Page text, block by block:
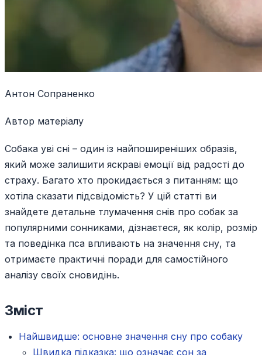
Антон Сопраненко
Автор матеріалу
Собака уві сні – один із найпоширеніших образів,
який може залишити яскраві емоції від радості до
страху. Багато хто прокидається з питанням: що
хотіла сказати підсвідомість? У цій статті ви
знайдете детальне тлумачення снів про собак за
популярними сонниками, дізнаєтеся, як колір, розмір
та поведінка пса впливають на значення сну, та
отримаєте практичні поради для самостійного
аналізу своїх сновидінь.
Зміст
Найшвидше: основне значення сну про собаку
Швидка підказка: що означає сон за